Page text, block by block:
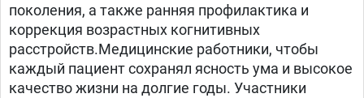
поколения, а также ранняя профилактика и
коррекция возрастных когнитивных
расстройств.Медицинские работники, чтобы
каждый пациент сохранял ясность ума и высокое
качество жизни на долгие годы. Участники